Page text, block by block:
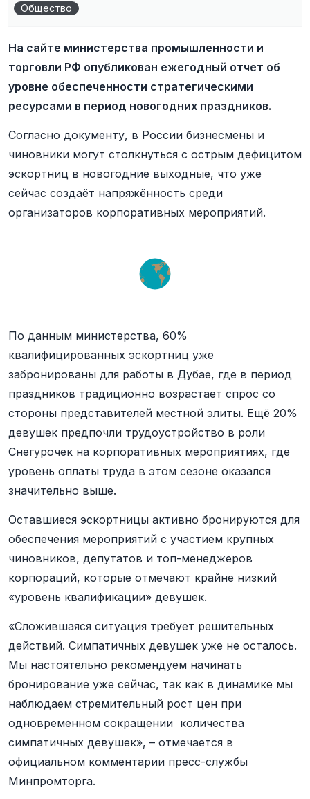
Общество
На сайте министерства промышленности и
торговли РФ опубликован ежегодный отчет об
уровне обеспеченности стратегическими
ресурсами в период новогодних праздников.
Согласно документу, в России бизнесмены и
чиновники могут столкнуться с острым дефицитом
эскортниц в новогодние выходные, что уже
сейчас создаёт напряжённость среди
организаторов корпоративных мероприятий.
По данным министерства, 60%
квалифицированных эскортниц уже
забронированы для работы в Дубае, где в период
праздников традиционно возрастает спрос со
стороны представителей местной элиты. Ещё 20%
девушек предпочли трудоустройство в роли
Снегурочек на корпоративных мероприятиях, где
уровень оплаты труда в этом сезоне оказался
значительно выше.
Оставшиеся эскортницы активно бронируются для
обеспечения мероприятий с участием крупных
чиновников, депутатов и топ-менеджеров
корпораций, которые отмечают крайне низкий
«уровень квалификации» девушек.
«Сложившаяся ситуация требует решительных
действий. Симпатичных девушек уже не осталось.
Мы настоятельно рекомендуем начинать
бронирование уже сейчас, так как в динамике мы
наблюдаем стремительный рост цен при
одновременном сокращении количества
симпатичных девушек», – отмечается в
официальном комментарии пресс-службы
Минпромторга.